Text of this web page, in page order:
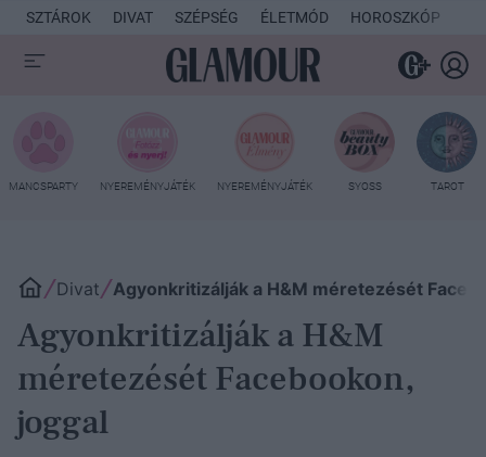
SZTÁROK DIVAT SZÉPSÉG ÉLETMÓD HOROSZKÓP
MANCSPARTY NYEREMÉNYJÁTÉK NYEREMÉNYJÁTÉK SYOSS TAROT
Divat Agyonkritizálják a H&M méretezését
Agyonkritizálják a H&M
méretezését Facebookon,
joggal